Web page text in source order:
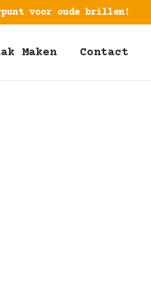
voor oude brillen!
Maken Contact